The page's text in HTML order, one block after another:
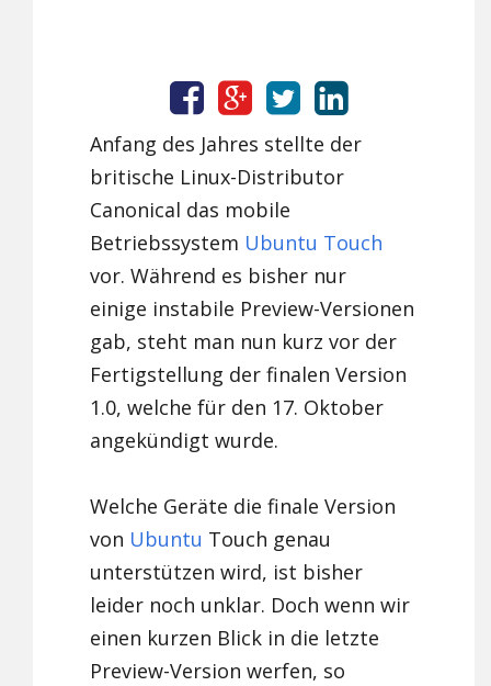
Anfang des Jahres stellte der
britische Linux-Distributor
Canonical das mobile
Betriebssystem Ubuntu Touch
vor. Während es bisher nur
einige instabile Preview-Versionen
gab, steht man nun kurz vor der
Fertigstellung der finalen Version
1.0, welche für den 17. Oktober
angekündigt wurde.
Welche Geräte die finale Version
von Ubuntu Touch genau
unterstützen wird, ist bisher
leider noch unklar. Doch wenn wir
einen kurzen Blick in die letzte
Preview-Version werfen, so